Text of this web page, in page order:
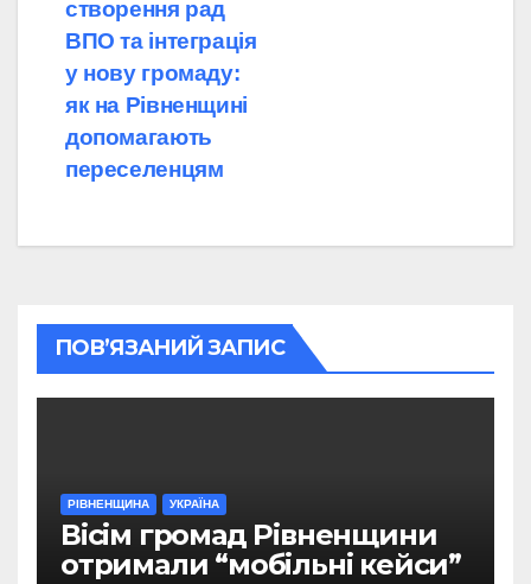
створення рад
ВПО та інтеграція
у нову громаду:
як на Рівненщині
допомагають
переселенцям
ПОВ’ЯЗАНИЙ ЗАПИС
РІВНЕНЩИНА УКРАЇНА
Вісім громад Рівненщини
отримали “мобільні кейси”